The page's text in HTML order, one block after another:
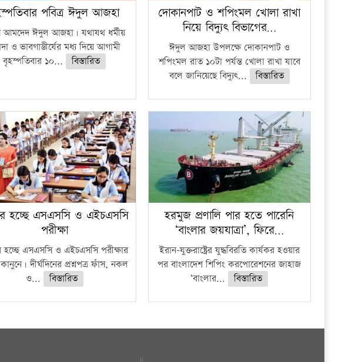
পবিত্র ঈদুল আজহা
ঈদুল আজহা। যথাযথ ধর্মীয়
ও ভাবগাম্ভীর্যের মধ্য দিয়ে আগামী
বৃহস্পতিবার ১০...
বিস্তারিত
দোকানপাট ও শপিংমল খোলা রাখা
নিয়ে বিদ্যুৎ বিভাগের…
ঈদুল আজহা উপলক্ষে দোকানপাট ও
শপিংমল রাত ১০টা পর্যন্ত খোলা রাখা যাবে
বলে জানিয়েছে বিদ্যুৎ...
বিস্তারিত
হচ্ছে এসএসসি ও এইচএসসি
পরীক্ষা
এসএসসি ও এইচএসসি পরীক্ষার
দীর্ঘদিনের প্রশ্নপত্র ফাঁস, নকল
ও...
বিস্তারিত
হরমুজ প্রণালি পার হতে পারেনি
‘বাংলার জয়যাত্রা’, ফিরে…
ইরান-যুক্তরাষ্ট্রের যুদ্ধবিরতি কার্যকর হওয়ার
পর বাংলাদেশ শিপিং করপোরেশনের জাহাজ
‘বাংলার...
বিস্তারিত